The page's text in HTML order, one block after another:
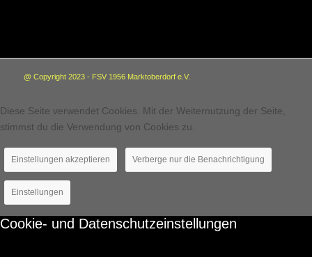
@ Copyright 2023 - FSV 1956 Marktoberdorf e.V.
Diese Seite verwendet Cookies. Mit der Weiternutzung der Seite,
stimmst du die Verwendung von Cookies zu.
Einstellungen akzeptieren Verberge nur die Benachrichtigung
Einstellungen
Cookie- und Datenschutzeinstellungen